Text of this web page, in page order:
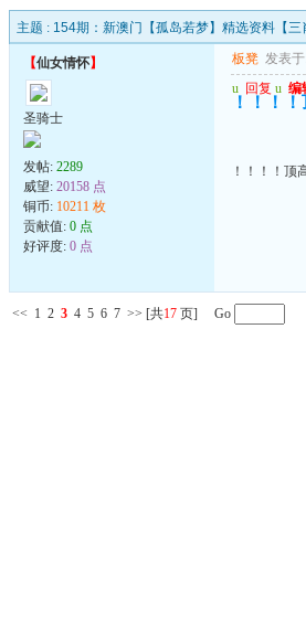
主题 : 154期：新澳门【孤岛若梦】精选资料【
【仙女情怀】
圣骑士
发帖: 2289
威望: 20158 点
铜币: 10211 枚
贡献值: 0 点
好评度: 0 点
板凳 发表于
u 回复 u 编
！！！
！！！！顶
<< 1 2 3 4 5 6 7 >> [共17 页] Go